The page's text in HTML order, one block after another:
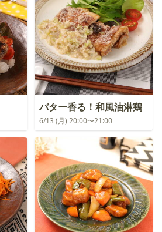
バター香る！和風油淋鶏
6/13 (月) 20:00〜21:00